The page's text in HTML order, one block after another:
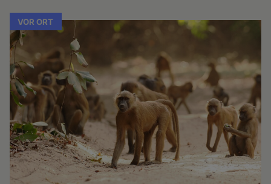
VOR ORT